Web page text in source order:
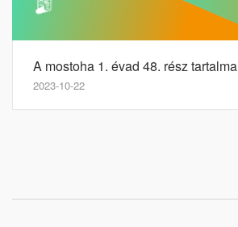
A mostoha 1. évad 48. rész tartalma
2023-10-22